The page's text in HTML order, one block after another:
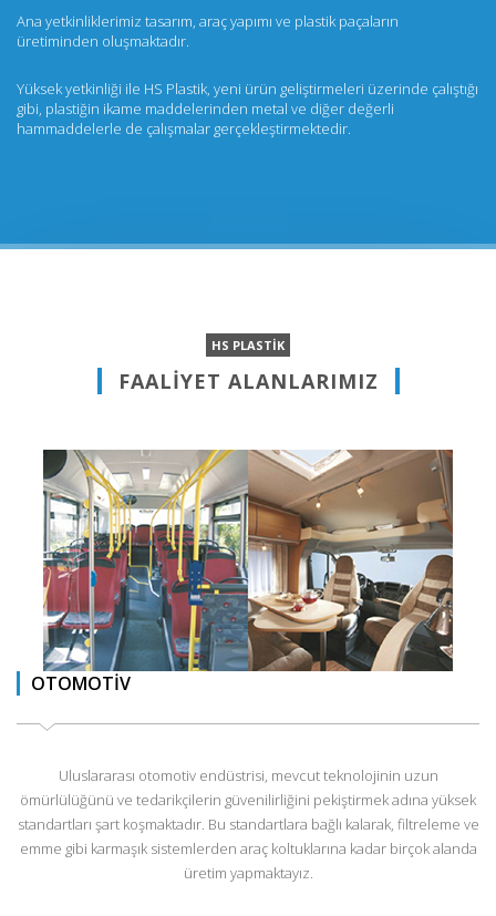
Ana yetkinliklerimiz tasarım, araç yapımı ve plastik paçaların
üretiminden oluşmaktadır.
Yüksek yetkinliği ile HS Plastik, yeni ürün geliştirmeleri üzerinde çalıştığı
gibi, plastiğin ikame maddelerinden metal ve diğer değerli
hammaddelerle de çalışmalar gerçekleştirmektedir.
HS PLASTİK
FAALİYET ALANLARIMIZ
OTOMOTİV
Uluslararası otomotiv endüstrisi, mevcut teknolojinin uzun
ömürlülüğünü ve tedarikçilerin güvenilirliğini pekiştirmek adına yüksek
standartları şart koşmaktadır. Bu standartlara bağlı kalarak, filtreleme ve
emme gibi karmaşık sistemlerden araç koltuklarına kadar birçok alanda
üretim yapmaktayız.